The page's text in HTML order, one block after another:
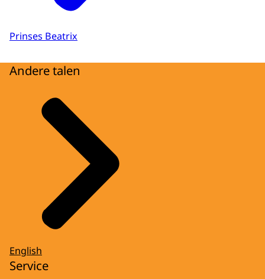
Prinses Beatrix
Andere talen
English
Service